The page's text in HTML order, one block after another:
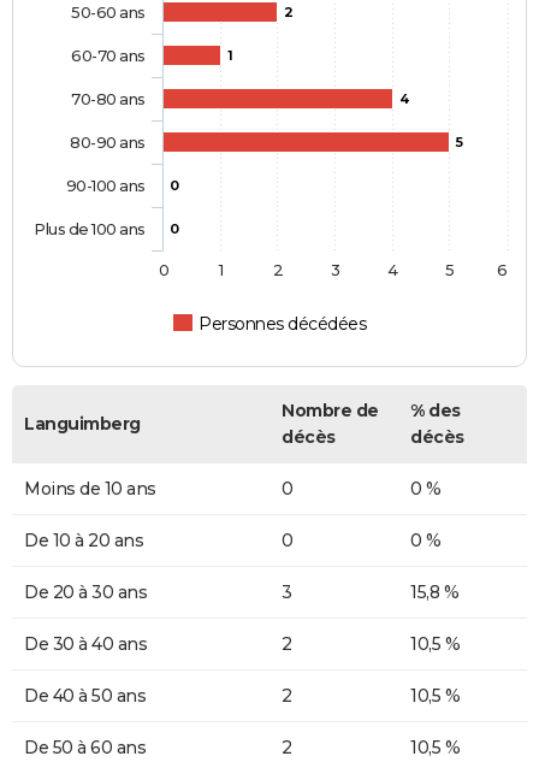
2
1
4
5
0
0
Personnes décédées
50-60 ans
60-70 ans
70-80 ans
80-90 ans
90-100 ans
Plus de 100 ans
0 1 2 3 4 5 6
Languimberg
Nombre de
décès
% des
décès
Moins de 10 ans 0 0 %
De 10 à 20 ans 0 0 %
De 20 à 30 ans 3 15,8 %
De 30 à 40 ans 2 10,5 %
De 40 à 50 ans 2 10,5 %
De 50 à 60 ans 2 10,5 %